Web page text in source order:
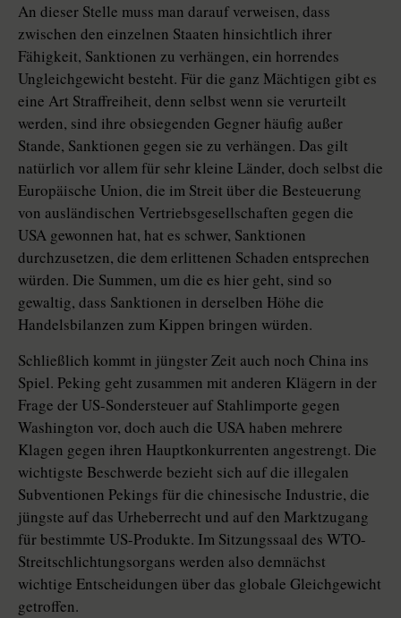
An dieser Stelle muss man darauf verweisen, dass
zwischen den einzelnen Staaten hinsichtlich ihrer
Fähigkeit, Sanktionen zu verhängen, ein horrendes
Ungleichgewicht besteht. Für die ganz Mächtigen gibt es
eine Art Straffreiheit, denn selbst wenn sie verurteilt
werden, sind ihre obsiegenden Gegner häufig außer
Stande, Sanktionen gegen sie zu verhängen. Das gilt
natürlich vor allem für sehr kleine Länder, doch selbst die
Europäische Union, die im Streit über die Besteuerung
von ausländischen Vertriebsgesellschaften gegen die
USA gewonnen hat, hat es schwer, Sanktionen
durchzusetzen, die dem erlittenen Schaden entsprechen
würden. Die Summen, um die es hier geht, sind so
gewaltig, dass Sanktionen in derselben Höhe die
Handelsbilanzen zum Kippen bringen würden.
Schließlich kommt in jüngster Zeit auch noch China ins
Spiel. Peking geht zusammen mit anderen Klägern in der
Frage der US-Sondersteuer auf Stahlimporte gegen
Washington vor, doch auch die USA haben mehrere
Klagen gegen ihren Hauptkonkurrenten angestrengt. Die
wichtigste Beschwerde bezieht sich auf die illegalen
Subventionen Pekings für die chinesische Industrie, die
jüngste auf das Urheberrecht und auf den Marktzugang
für bestimmte US-Produkte. Im Sitzungssaal des WTO-
Streitschlichtungsorgans werden also demnächst
wichtige Entscheidungen über das globale Gleichgewicht
getroffen.